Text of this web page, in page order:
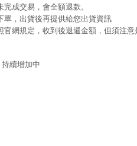
成交易，會全額退款。
，出貨後再提供給您出貨資訊
網規定，收到後退還金額，但須注
續增加中